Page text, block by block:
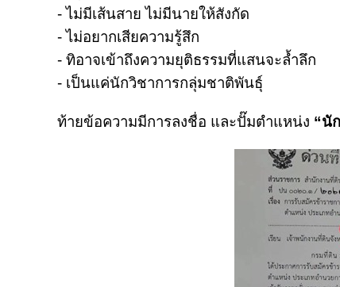
- ไม่มีเส้นสาย ไม่มีนายให้สังกัด
- ไม่อยากเสียความรู้สึก
- ทิอาจเข้าถึงความยุติธรรมที่แสนจะล้ำลึก
- เป็นแค่นักวิชาการกลุ่มชาติพันธุ์
ท้ายข้อความมีการลงชื่อ และปั๊มตำแหน่ง “นั